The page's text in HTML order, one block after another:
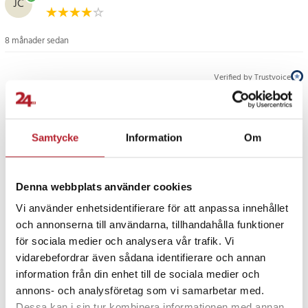
Samtycke Information Om
Denna webbplats använder cookies
Vi använder enhetsidentifierare för att anpassa innehållet
och annonserna till användarna, tillhandahålla funktioner
för sociala medier och analysera vår trafik. Vi
vidarebefordrar även sådana identifierare och annan
information från din enhet till de sociala medier och
annons- och analysföretag som vi samarbetar med.
Perfekt för användning i soffan, på kontoret eller i sängen utan att
behöva sitta nära ett uttag.
Utformad för att tåla temperaturer från -40°C till +240°C, vilket gör
Böjmotstånd med SR-teknologi
Den innovativa SR-teknologin gör kabeln extremt tålig mot
böjningar och kan hantera över 20 000 böjningar utan att ta skada,
vilket gör den till en långsiktig investering.
Elegant och modern design
JC
8 månader sedan
Verified by Trustvoice
Fortsätt att fynda
Mobiltillbehör Mobilladdare USB-C laddare